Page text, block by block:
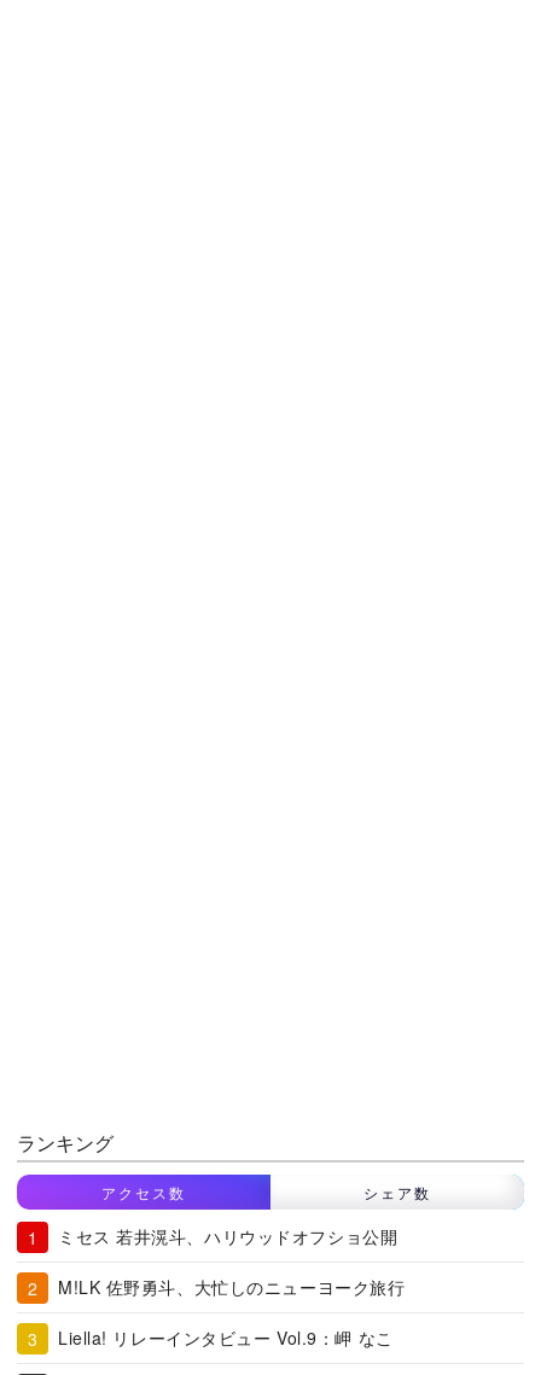
ランキング
アクセス数 シェア数
ミセス 若井滉斗、ハリウッドオフショ公開
M!LK 佐野勇斗、大忙しのニューヨーク旅行
Liella! リレーインタビュー Vol.9：岬 なこ